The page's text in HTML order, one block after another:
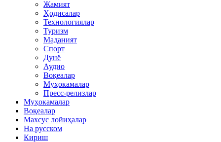
Жамият
Ҳодисалар
Технологиялар
Туризм
Маданият
Спорт
Дунё
Аудио
Воқеалар
Муҳокамалар
Пресс-релизлар
Муҳокамалар
Воқеалар
Махсус лойиҳалар
На русском
Кириш